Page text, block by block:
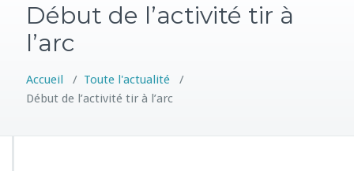
Début de l’activité tir à
l’arc
Accueil / Toute l'actualité /
Début de l’activité tir à l’arc